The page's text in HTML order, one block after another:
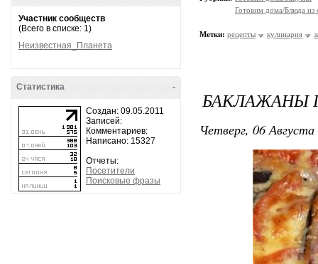
Участник сообществ
(Всего в списке: 1)
Неизвестная_Планета
-
Статистика
Создан: 09.05.2011
Записей:
Комментариев:
Написано: 15327
Отчеты:
Посетители
Поисковые фразы
Готовим дома/Блюда из
Метки: рецепты кулинария
БАКЛАЖАНЫ
Четверг, 06